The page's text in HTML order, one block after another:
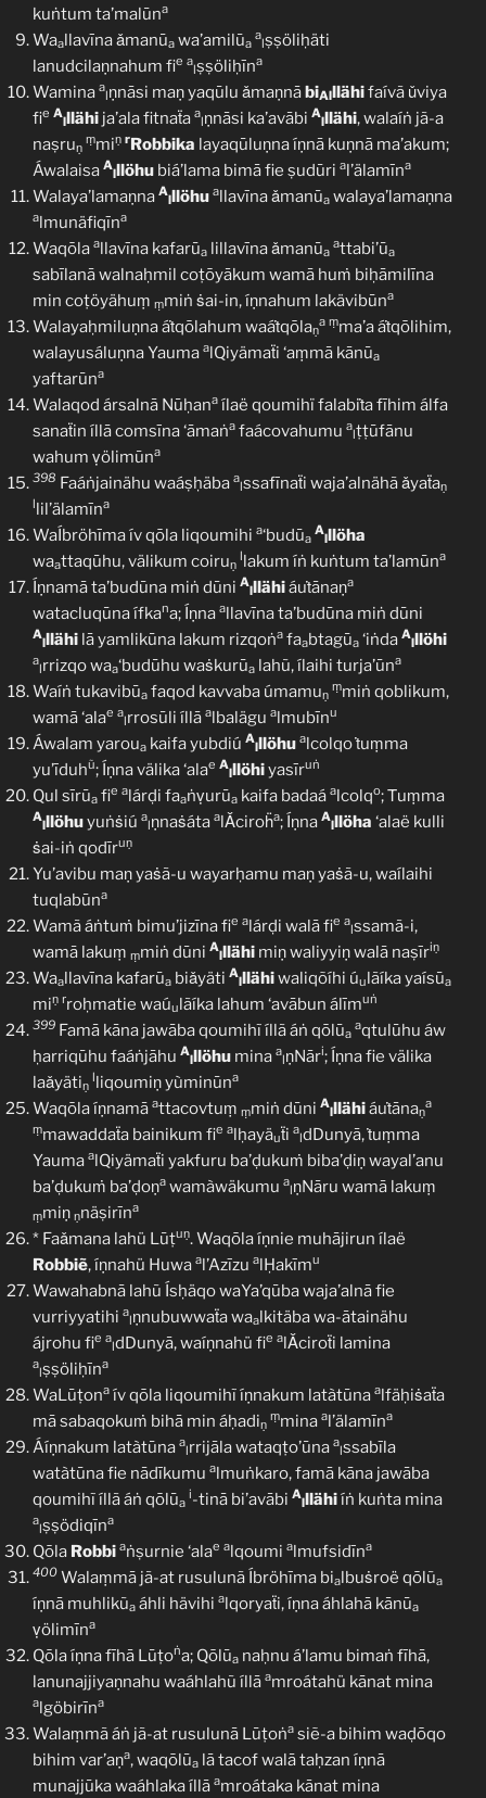
kuṅtum ta’malūna
Waallavīna ǎmanūa wa’amilūa
a
lṣṣöliḥäti
lanudcilaṇnahum fie a
lṣṣöliḥīna
Wamina a
lṇnāsi maṇ yaqūlu ǎmaṇnābiAlllähifaívã ǔviya
fie A
lllähi ja’ala fitnaẗa a
lṇnāsi ka’avābi A
lllähi, walaíṅ jã-a
naṣruṇ
ṃmiṇ rRobbika layaqūluṇna íṇnā kuṇnā ma’akum;
Áwalaisa A
lllöhu biá’lama bimā fie ṣudūri al’älamīna
Walaya’lamaṇna A
lllöhu allavīna ǎmanūa walaya’lamaṇna
almunäfiqīna
Waqōla allavīna kafarūa lillavīna ǎmanūa
attabi’ūa
sabīlanā walnaḥmil coṭōyākum wamā huṁ biḥāmilīna
min coṭöyähuṃ ṃmiṅ ṡai-in, íṇnahum lakävibūna
Walayaḥmiluṇna áṫqōlahum waáṫqōlaṇ
a ṃma’a áṫqōlihim,
walayusáluṇna Yauma alQiyämaẗi ‘aṃmā kānūa
yaftarūna
Walaqod ársalnā Nūḥana ílaë qoumihï falabiṫa fīhim álfa
sanaẗin íllā comsīna ‘āmaṅa faácovahumu a
lṭṭūfānu
wahum ṿölimūna
398 Faáṅjainähu waáṣḥäba a
lssafīnaẗi waja’alnähã ǎyaẗaṇ
llil’älamīna
WaÍbröhīma ív qōla liqoumihi a‘budūa
A
lllöha
waattaqūhu, välikum coiruṇ
llakum íṅ kuṅtum ta’lamūna
Íṇnamā ta’budūna miṅ dūni A
lllähiáuṫānaṇa
watacluqūna ífkana; Íṇna allavīna ta’budūna miṅ dūni
A
lllähi lā yamlikūna lakum rizqoṅa faabtagūa ‘iṅda A
lllöhi
a
lrrizqo waa‘budūhu waṡkurūa lahũ, ílaihi turja’ūna
Waíṅ tukavibūa faqod kavvaba úmamuṇ
ṃmiṅ qoblikum,
wamā ‘alae a
lrrosūli íllā albalägu almubīnu
Áwalam yaroua kaifa yubdiú A
lllöhu alcolqo ṫuṃma
yu’īduhũ; Íṇna välika ‘alae A
lllöhiyasīruṅ
Qul sīrūa fie alárḍi faaṅṿurūa kaifa badaá alcolqo; Ṫuṃma
A
lllöhuyuṅṡiú a
lṇnaṡáta alǍciroḧa; Íṇna A
lllöha ‘alaë kulli
ṡai-iṅ qodīruṇ
Yu’avibu maṇ yaṡã-u wayarḥamu maṇ yaṡã-u, waílaihi
tuqlabūna
Wamã áṅtuṁ bimu’jizīna fie alárḍi walā fie a
lssamã-i,
wamā lakuṃ ṃmiṅ dūni A
lllähi miṇ waliyyiṇ walā naṣīriṇ
Waallavīna kafarūa biǎyäti A
lllähiwaliqõíhi úulãíka yaísūa
miṇ rroḥmatie waúulãíka lahum ‘avābun álīmuṅ
399 Famā kāna jawāba qoumihĩ íllã áṅ qōlūa
aqtulūhu áw
ḥarriqūhu faáṅjāhu A
lllöhu mina a
lṇNāri; Íṇna fie välika
laǎyätiṇ
lliqoumiṇ yùminūna
Waqōla íṇnamā attacovtuṃ ṃmiṅ dūni A
lllähiáuṫānaṇ
a
ṃmawaddaẗa bainikum fie alḥayäuẗi a
ldDunyā, ṫuṃma
Yauma alQiyämaẗi yakfuru ba’ḍukuṁ biba’ḍiṇ wayal’anu
ba’ḍukuṁ ba’ḍoṇa wamàwäkumu a
lṇNāru wamā lakuṃ
ṃmiṇ ṇnäṣirīna
* Faǎmana lahü Lūṭuṇ. Waqōla íṇnie muhājirun ílaë
Robbiẽ, íṇnahü Huwa al’Azīzu alḤakīmu
Wawahabnā lahũ Ísḥäqo waYa’qūba waja’alnā fie
vurriyyatihi a
lṇnubuwwaẗa waalkitäba wa-ātainähu
ájrohu fie a
ldDunyā, waíṇnahü fie alǍciroẗi lamina
a
lṣṣöliḥīna
WaLūṭona ív qōla liqoumihĩ íṇnakum latàtūna alfäḥiṡaẗa
mā sabaqokuṁ bihā min áḥadiṇ
ṃmina al’älamīna
Áíṇnakum latàtūna a
lrrijāla wataqṭo’ūna a
lssabīla
watàtūna fie nādīkumu almuṅkaro, famā kāna jawāba
qoumihĩ íllã áṅ qōlūa
i-tinā bi’avābi A
lllähiíṅ kuṅta mina
a
lṣṣödiqīna
Qōla Robbi aṅṣurnie ‘alae alqoumi almufsidīna
400 Walaṃmā jã-at rusulunã Íbröhīma bialbuṡroë qōlũa
íṇnā muhlikũa áhli hävihi alqoryaẗi, íṇna áhlahā kānūa
ṿölimīna
Qōla íṇna fīhā Lūṭoṅa; Qōlūa naḥnu á’lamu bimaṅ fīhā,
lanunajjiyaṇnahu waáhlahũ íllā amroátahü kānat mina
algöbirīna
Walaṃmã áṅ jã-at rusulunā Lūṭoṅa siẽ-a bihim waḍōqo
bihim var’aṇa, waqōlūa lā tacof walā taḥzan íṇnā
munajjūka waáhlaka íllā amroátaka kānat mina